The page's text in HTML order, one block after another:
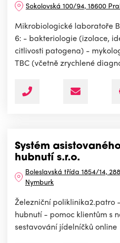
Sokolovská 100/94, 18600
Mikrobiologické laboratoře
6: - bakteriologie (izolace,
citlivosti patogena) -
TBC (včetně zrychlené
Systém
hubnutí s.r.o.
Boleslavská třída 1854/14,
Nymburk
Železniční poliklinika2.patro
hubnutí - pomoc klientům s
sestavování jídelníčků online